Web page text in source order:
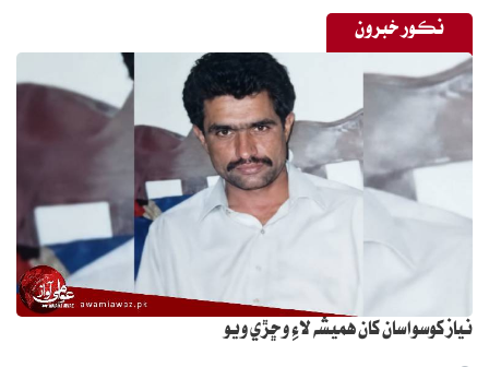
نڪور خبرون
نياز کوسواسان کان هميشه لاءِ وڇڙي ويو